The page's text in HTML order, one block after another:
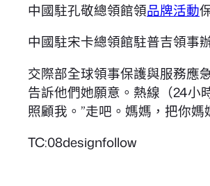
中國駐孔敬總領館領品牌活動
中國駐宋卡總領館駐普吉領事
交際部全球領事保護與服務應
告訴他們她願意。熱線（24小
照顧我。”走吧。媽媽，把你
TC:08designfollow